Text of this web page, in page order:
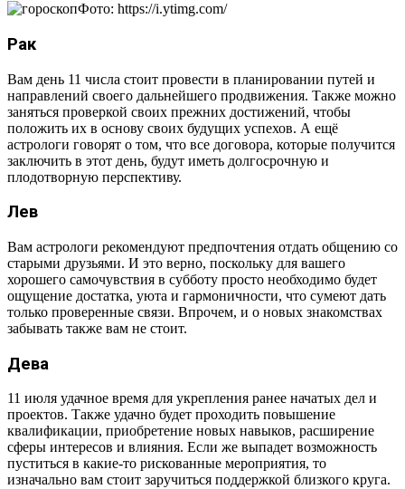
Фото: https://i.ytimg.com/
Рак
Вам день 11 числа стоит провести в планировании путей и
направлений своего дальнейшего продвижения. Также можно
заняться проверкой своих прежних достижений, чтобы
положить их в основу своих будущих успехов. А ещё
астрологи говорят о том, что все договора, которые получится
заключить в этот день, будут иметь долгосрочную и
плодотворную перспективу.
Лев
Вам астрологи рекомендуют предпочтения отдать общению со
старыми друзьями. И это верно, поскольку для вашего
хорошего самочувствия в субботу просто необходимо будет
ощущение достатка, уюта и гармоничности, что сумеют дать
только проверенные связи. Впрочем, и о новых знакомствах
забывать также вам не стоит.
Дева
11 июля удачное время для укрепления ранее начатых дел и
проектов. Также удачно будет проходить повышение
квалификации, приобретение новых навыков, расширение
сферы интересов и влияния. Если же выпадет возможность
пуститься в какие-то рискованные мероприятия, то
изначально вам стоит заручиться поддержкой близкого круга.